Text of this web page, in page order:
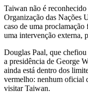
Taiwan não é
Organização das Nações
caso de uma
uma intervenção externa,
Douglas Paal, que
a presidência de George
ainda está dentro dos
vermelho: nenhum oficial
visitar Taiwan.